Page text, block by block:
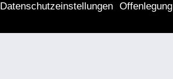
Datenschutzeinstellungen Offenlegung